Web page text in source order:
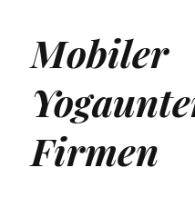
Mobiler
Firmen